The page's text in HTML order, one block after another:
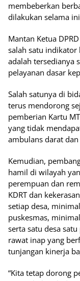
membeberkan
dilakukan selama
Mantan Ketua
salah satu indikator
adalah tersedianya
pelayanan dasar
Salah satunya di
terus mendorong
pemberian Kartu
yang tidak
ambulans darat
Kemudian,
hamil di wilayah
perempuan dan
KDRT dan
setiap desa,
puskesmas,
serta satu desa
rawat inap yang
tunjangan kinerja
“Kita tetap dorong